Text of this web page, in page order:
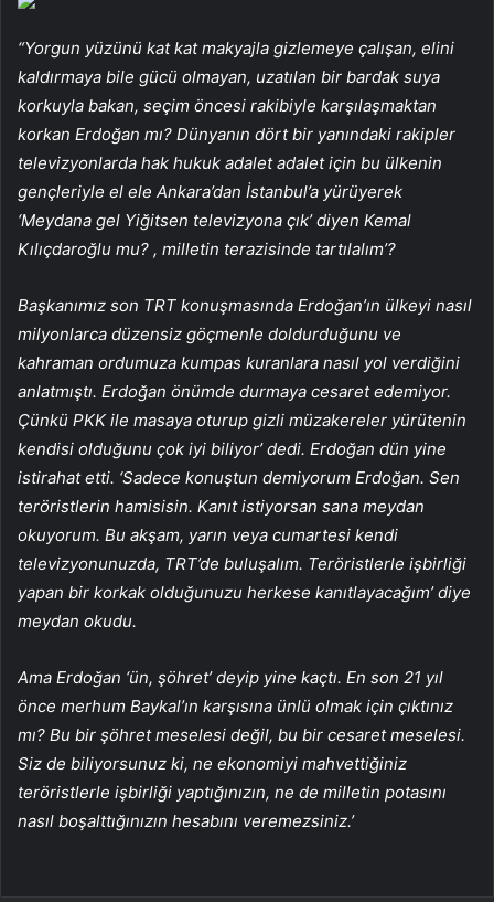
“Yorgun yüzünü kat kat makyajla gizlemeye çalışan, elini
kaldırmaya bile gücü olmayan, uzatılan bir bardak suya
korkuyla bakan, seçim öncesi rakibiyle karşılaşmaktan
korkan Erdoğan mı? Dünyanın dört bir yanındaki rakipler
televizyonlarda hak hukuk adalet adalet için bu ülkenin
gençleriyle el ele Ankara’dan İstanbul’a yürüyerek
‘Meydana gel Yiğitsen televizyona çık’ diyen Kemal
Kılıçdaroğlu mu? , milletin terazisinde tartılalım’?
Başkanımız son TRT konuşmasında Erdoğan’ın ülkeyi nasıl
milyonlarca düzensiz göçmenle doldurduğunu ve
kahraman ordumuza kumpas kuranlara nasıl yol verdiğini
anlatmıştı. Erdoğan önümde durmaya cesaret edemiyor.
Çünkü PKK ile masaya oturup gizli müzakereler yürütenin
kendisi olduğunu çok iyi biliyor’ dedi. Erdoğan dün yine
istirahat etti. ‘Sadece konuştun demiyorum Erdoğan. Sen
teröristlerin hamisisin. Kanıt istiyorsan sana meydan
okuyorum. Bu akşam, yarın veya cumartesi kendi
televizyonunuzda, TRT’de buluşalım. Teröristlerle işbirliği
yapan bir korkak olduğunuzu herkese kanıtlayacağım’ diye
meydan okudu.
Ama Erdoğan ‘ün, şöhret’ deyip yine kaçtı. En son 21 yıl
önce merhum Baykal’ın karşısına ünlü olmak için çıktınız
mı? Bu bir şöhret meselesi değil, bu bir cesaret meselesi.
Siz de biliyorsunuz ki, ne ekonomiyi mahvettiğiniz
teröristlerle işbirliği yaptığınızın, ne de milletin potasını
nasıl boşalttığınızın hesabını veremezsiniz.’